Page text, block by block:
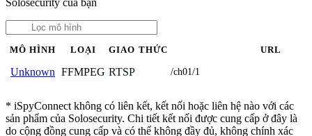
MÔ HÌNH LOẠI GIAO THỨC URL
Unknown FFMPEG RTSP /ch01/1
* iSpyConnect không có liên kết, kết nối hoặc liên hệ nào với các
sản phẩm của Solosecurity. Chi tiết kết nối được cung cấp ở đây là
do cộng đồng cung cấp và có thể không đầy đủ, không chính xác